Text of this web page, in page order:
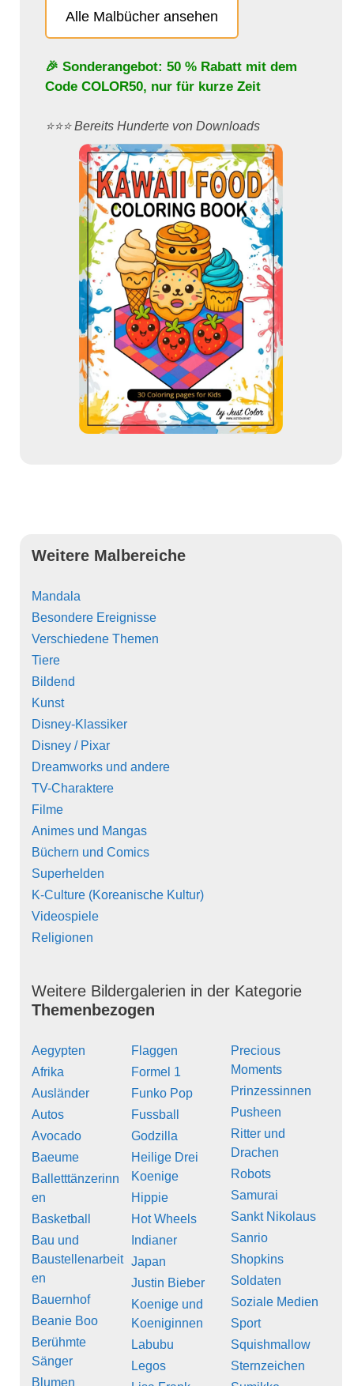
Alle Malbücher ansehen
🎉 Sonderangebot: 50 % Rabatt mit dem
Code COLOR50, nur für kurze Zeit
⭐️⭐️⭐️ Bereits Hunderte von Downloads
Weitere Malbereiche
Mandala
Besondere Ereignisse
Verschiedene Themen
Tiere
Bildend
Kunst
Disney-Klassiker
Disney / Pixar
Dreamworks und andere
TV-Charaktere
Filme
Animes und Mangas
Büchern und Comics
Superhelden
K-Culture (Koreanische Kultur)
Videospiele
Religionen
Weitere Bildergalerien in der Kategorie
Themenbezogen
Aegypten
Afrika
Ausländer
Autos
Avocado
Baeume
Balletttänzerinn
en
Basketball
Bau und
Baustellenarbeit
en
Bauernhof
Beanie Boo
Berühmte
Sänger
Blumen
Flaggen
Formel 1
Funko Pop
Fussball
Godzilla
Heilige Drei
Koenige
Hippie
Hot Wheels
Indianer
Japan
Justin Bieber
Koenige und
Koeniginnen
Labubu
Legos
Precious
Moments
Prinzessinnen
Pusheen
Ritter und
Drachen
Robots
Samurai
Sankt Nikolaus
Sanrio
Shopkins
Soldaten
Soziale Medien
Sport
Squishmallow
Sternzeichen